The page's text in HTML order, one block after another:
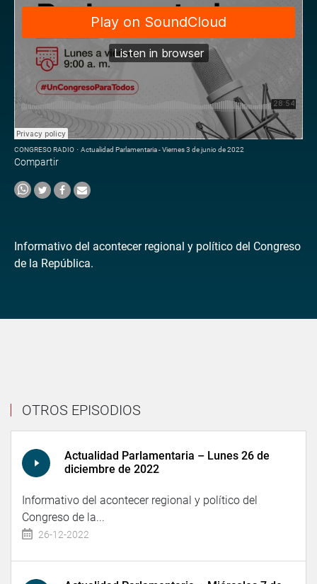
CONGRESO RADIO · Actualidad Parlamentaria - Viernes 3 de junio de 2022
Compartir
Informativo del acontecer regional y político del Congreso
de la República.
OTROS EPISODIOS
Actualidad Parlamentaria – Lunes 26 de
diciembre de 2022
Informativo del acontecer regional y político del
Congreso de la...
26-12-2022